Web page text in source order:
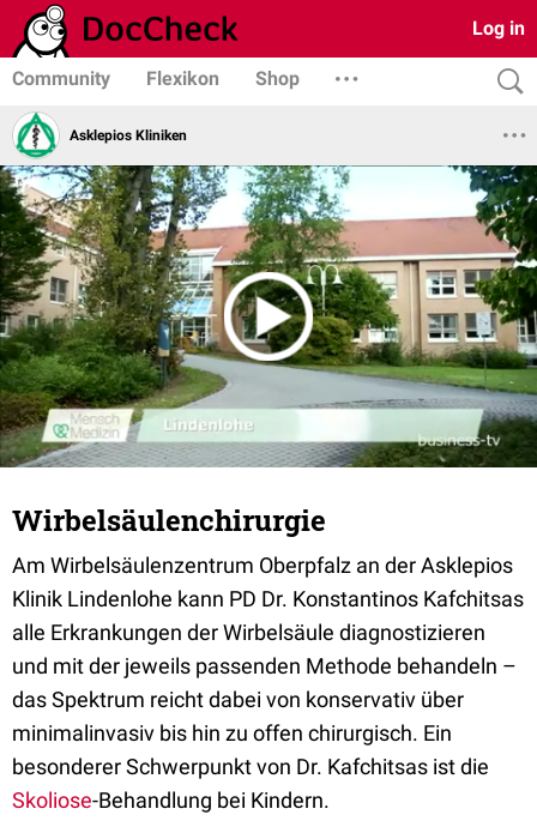
Log in
Community Flexikon Shop
Asklepios Kliniken
Wirbelsäulenchirurgie
Am Wirbelsäulenzentrum Oberpfalz an der Asklepios
Klinik Lindenlohe kann PD Dr. Konstantinos Kafchitsas
alle Erkrankungen der Wirbelsäule diagnostizieren
und mit der jeweils passenden Methode behandeln –
das Spektrum reicht dabei von konservativ über
minimalinvasiv bis hin zu offen chirurgisch. Ein
besonderer Schwerpunkt von Dr. Kafchitsas ist die
Skoliose-Behandlung bei Kindern.